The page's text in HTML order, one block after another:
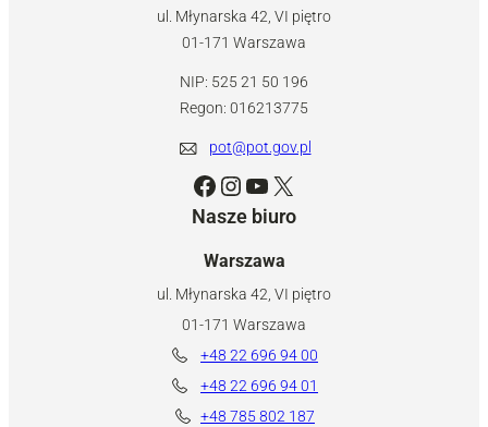
ul. Młynarska 42, VI piętro
01-171 Warszawa
NIP: 525 21 50 196
Regon: 016213775
pot@pot.gov.pl
Facebook Instagram YouTube X
Nasze biuro
Warszawa
ul. Młynarska 42, VI piętro
01-171 Warszawa
+48 22 696 94 00
+48 22 696 94 01
+48 785 802 187